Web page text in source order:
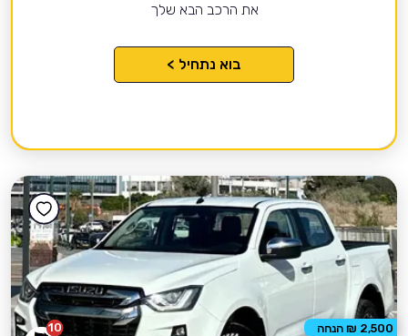
את הרכב הבא שלך
בוא נתחיל >
10 2,500 ₪ הנחה